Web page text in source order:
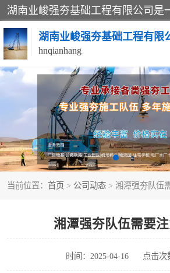
湖南业峻强夯基础工程有限
hnqianhang
当前位置： 首页 > 公司动态 > 湘潭强夯队伍
湘潭强夯队伍需要
时间：2025-04-16 点击次
强夯施工案例
强夯施工工程
强夯队伍